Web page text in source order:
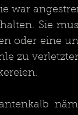
war
Sie
oder eine
zu